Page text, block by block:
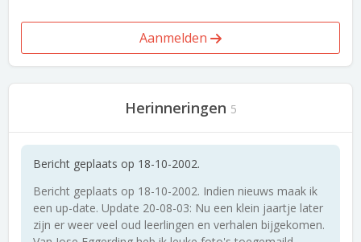
Aanmelden
Herinneringen 5
Bericht geplaats op 18-10-2002.
Bericht geplaats op 18-10-2002. Indien nieuws maak ik
een up-date. Update 20-08-03: Nu een klein jaartje later
zijn er weer veel oud leerlingen en verhalen bijgekomen.